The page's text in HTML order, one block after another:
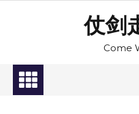
仗剑
Come